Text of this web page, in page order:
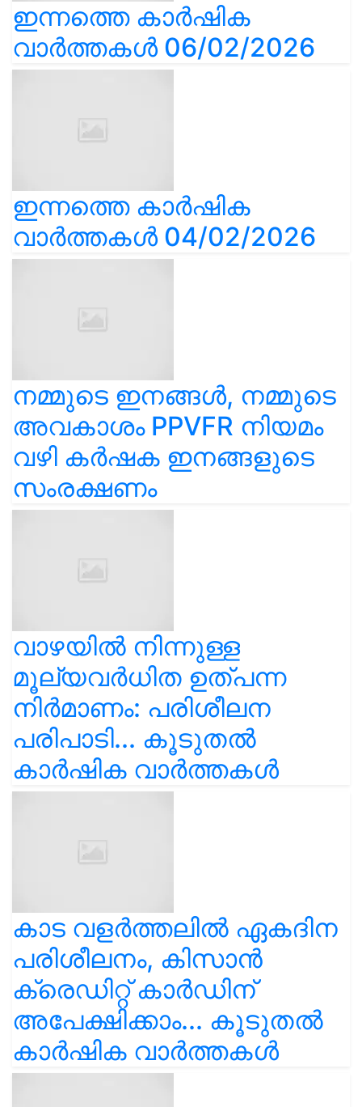
ഇന്നത്തെ കാർഷിക
വാർത്തകൾ 06/02/2026
ഇന്നത്തെ കാർഷിക
വാർത്തകൾ 04/02/2026
നമ്മുടെ ഇനങ്ങൾ, നമ്മുടെ
അവകാശം PPVFR നിയമം
വഴി കർഷക ഇനങ്ങളുടെ
സംരക്ഷണം
വാഴയിൽ നിന്നുള്ള
മൂല്യവർധിത ഉത്പന്ന
നിർമാണം: പരിശീലന
പരിപാടി... കൂടുതൽ
കാർഷിക വാർത്തകൾ
കാട വളര്‍ത്തലിൽ ഏകദിന
പരിശീലനം, കിസാൻ
ക്രെഡിറ്റ് കാർഡിന്
അപേക്ഷിക്കാം... കൂടുതൽ
കാർഷിക വാർത്തകൾ